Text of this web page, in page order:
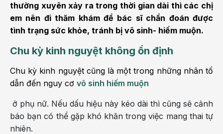
thường xuyên xảy ra trong thời gian dài thì các chị
em nên đi thăm khám để bác sĩ chẩn đoán được
tình trạng sức khỏe, tránh bị vô sinh- hiếm muộn.
Chu kỳ kinh nguyệt không ổn định
Chu kỳ kinh nguyệt cũng là một trong những nhân tố
dẫn đến nguy cơ vô sinh hiếm muộn
ở phụ nữ. Nếu dấu hiệu này kéo dài thì cũng sẽ cảnh
báo bạn có thể gặp khó khăn trong việc mang thai tự
nhiên.